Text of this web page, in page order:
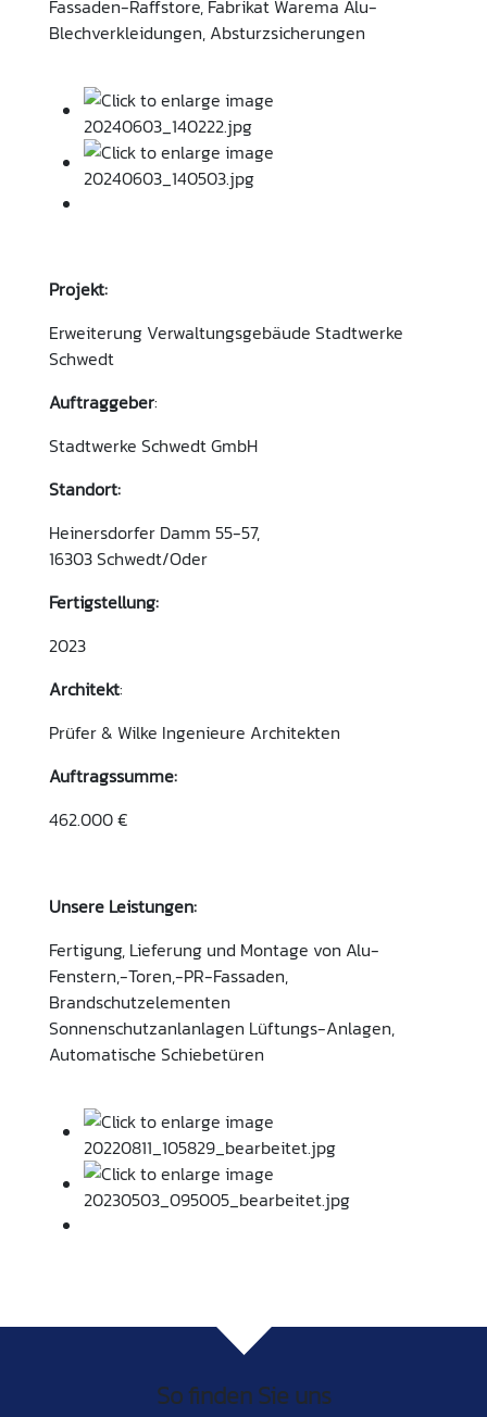
Fassaden-Raffstore, Fabrikat Warema Alu-
Blechverkleidungen, Absturzsicherungen
Projekt:
Erweiterung Verwaltungsgebäude Stadtwerke
Schwedt
Auftraggeber:
Stadtwerke Schwedt GmbH
Standort:
Heinersdorfer Damm 55-57,
16303 Schwedt/Oder
Fertigstellung:
2023
Architekt:
Prüfer & Wilke Ingenieure Architekten
Auftragssumme:
462.000 €
Unsere Leistungen:
Fertigung, Lieferung und Montage von Alu-
Fenstern,-Toren,-PR-Fassaden,
Brandschutzelementen
Sonnenschutzanlanlagen Lüftungs-Anlagen,
Automatische Schiebetüren
So finden Sie uns